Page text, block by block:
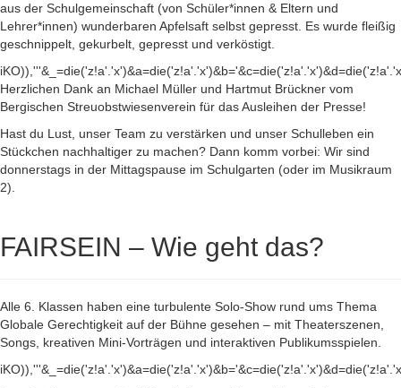
aus der Schulgemeinschaft (von Schüler*innen & Eltern und
Lehrer*innen) wunderbaren Apfelsaft selbst gepresst. Es wurde fleißig
geschnippelt, gekurbelt, gepresst und verköstigt.
Herzlichen Dank an Michael Müller und Hartmut Brückner vom
Bergischen Streuobstwiesenverein für das Ausleihen der Presse!
Hast du Lust, unser Team zu verstärken und unser Schulleben ein
Stückchen nachhaltiger zu machen? Dann komm vorbei: Wir sind
donnerstags in der Mittagspause im Schulgarten (oder im Musikraum
2).
FAIRSEIN – Wie geht das?
Alle 6. Klassen haben eine turbulente Solo-Show rund ums Thema
Globale Gerechtigkeit auf der Bühne gesehen – mit Theaterszenen,
Songs, kreativen Mini-Vorträgen und interaktiven Publikumsspielen.